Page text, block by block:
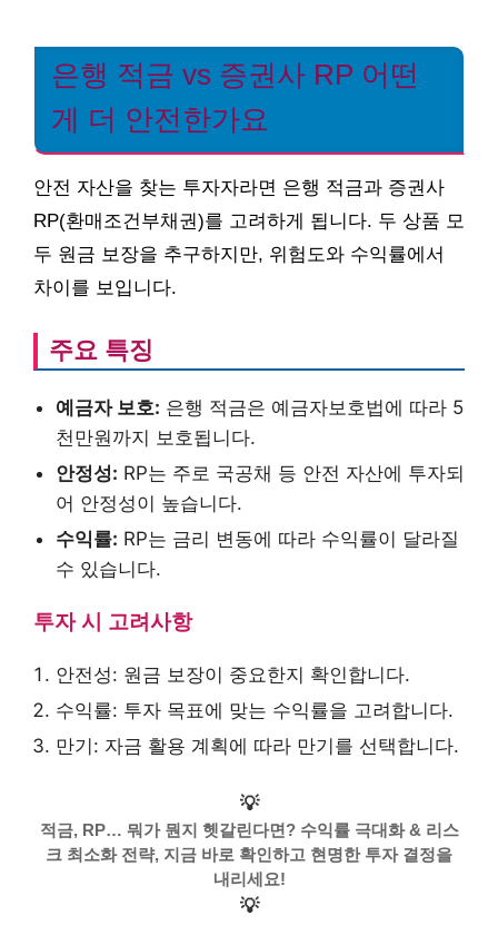
은행 적금 vs 증권사 RP 어떤
게 더 안전한가요
안전 자산을 찾는 투자자라면 은행 적금과 증권사
RP(환매조건부채권)를 고려하게 됩니다. 두 상품 모
두 원금 보장을 추구하지만, 위험도와 수익률에서
차이를 보입니다.
주요 특징
예금자 보호: 은행 적금은 예금자보호법에 따라 5
천만원까지 보호됩니다.
안정성: RP는 주로 국공채 등 안전 자산에 투자되
어 안정성이 높습니다.
수익률: RP는 금리 변동에 따라 수익률이 달라질
수 있습니다.
투자 시 고려사항
안전성: 원금 보장이 중요한지 확인합니다.
수익률: 투자 목표에 맞는 수익률을 고려합니다.
만기: 자금 활용 계획에 따라 만기를 선택합니다.
💡
적금, RP… 뭐가 뭔지 헷갈린다면? 수익률 극대화 & 리스
크 최소화 전략, 지금 바로 확인하고 현명한 투자 결정을
내리세요!
💡